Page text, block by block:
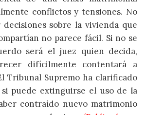
conflictos y tensiones. No
decisiones sobre la vivienda que
no parece fácil. Si no se
será el juez quien decida,
difícilmente contentará a
Tribunal Supremo ha clarificado
puede extinguirse el uso de la
contraído nuevo matrimonio